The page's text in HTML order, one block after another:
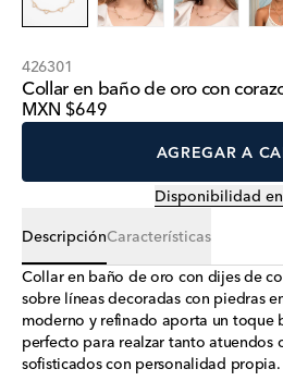
426301
Collar en baño de oro con
MXN $649
AGREGAR A
Disponibilidad
DescripciónCaracterísticas
Collar en baño de oro con dijes de
sobre líneas decoradas con piedras
moderno y refinado aporta un toque
perfecto para realzar tanto atuendos
sofisticados con personalidad propia.